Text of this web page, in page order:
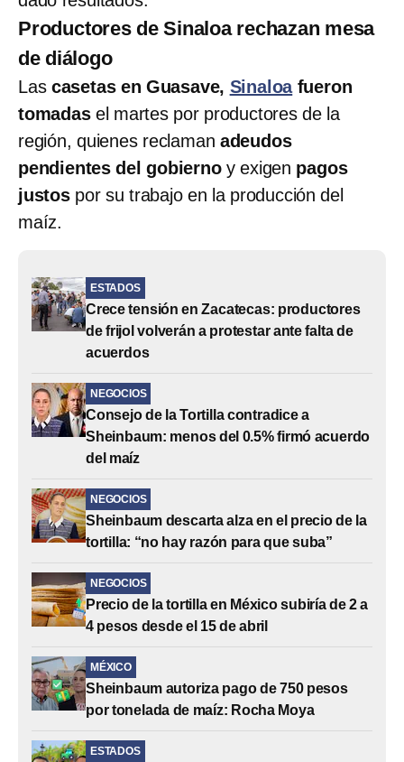
Productores de Sinaloa rechazan mesa
de diálogo
Las casetas en Guasave, Sinaloafueron
tomadasel martes por productores de la
región, quienes reclaman adeudos
pendientes del gobiernoy exigen pagos
justos por su trabajo en la producción del
maíz.
ESTADOS
Crece tensión en Zacatecas: productores
de frijol volverán a protestar ante falta de
acuerdos
NEGOCIOS
Consejo de la Tortilla contradice a
Sheinbaum: menos del 0.5% firmó acuerdo
del maíz
NEGOCIOS
Sheinbaum descarta alza en el precio de la
tortilla: “no hay razón para que suba”
NEGOCIOS
Precio de la tortilla en México subiría de 2 a
4 pesos desde el 15 de abril
MÉXICO
Sheinbaum autoriza pago de 750 pesos
por tonelada de maíz: Rocha Moya
ESTADOS